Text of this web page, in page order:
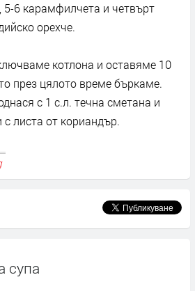
6 карамфилчета и четвърт
орехче.
котлона и оставяме 10
през цялото време бъркаме.
с 1 с.л. течна сметана и
с листа от кориандър.
супа